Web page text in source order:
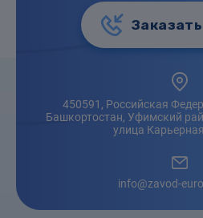
450591, Российская
Башкортостан, Уфимский
улица
info@zavod-